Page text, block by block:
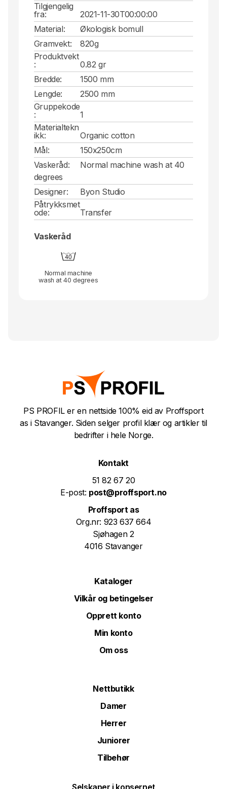
Tilgjengelig
fra:
2021-11-30T00:00:00
Material:
Økologisk bomull
Gramvekt:
820g
Produktvekt
:
0.82 gr
Bredde:
1500 mm
Lengde:
2500 mm
Gruppekode
:
1
Materialtekn
ikk:
Organic cotton
Mål:
150x250cm
Vaskeråd:
Normal machine wash at 40
degrees
Designer:
Byon Studio
Påtrykksmet
ode:
Transfer
Vaskeråd
Normal machine
wash at 40 degrees
PS PROFIL er en nettside 100% eid av Proffsport
as i Stavanger. Siden selger profil klær og artikler til
bedrifter i hele Norge.
Kontakt
51 82 67 20
E-post: post@proffsport.no
Proffsport as
Org.nr: 923 637 664
Sjøhagen 2
4016 Stavanger
Kataloger
Vilkår og betingelser
Opprett konto
Min konto
Om oss
Nettbutikk
Damer
Herrer
Juniorer
Tilbehør